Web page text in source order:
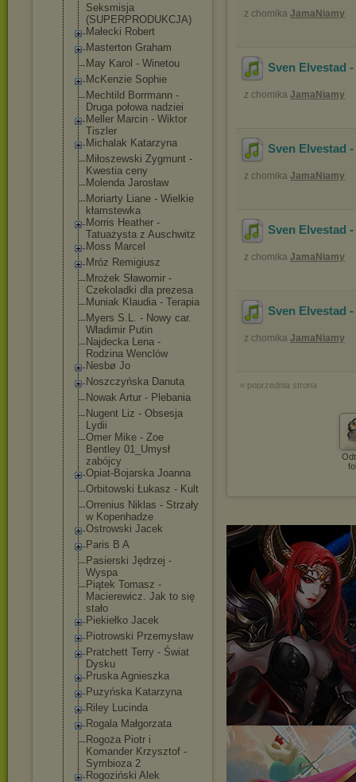
Seksmisja
(SUPERPRODUKCJA)
Małecki Robert
Masterton Graham
May Karol - Winetou
McKenzie Sophie
Mechtild Borrmann -
Druga połowa nadziei
Meller Marcin - Wiktor
Tiszler
Michalak Katarzyna
Miłoszewski Zygmunt -
Kwestia ceny
Molenda Jarosław
Moriarty Liane - Wielkie
kłamstewka
Morris Heather -
Tatuażysta z Auschwitz
Moss Marcel
Mróz Remigiusz
Mrożek Sławomir -
Czekoladki dla prezesa
Muniak Klaudia - Terapia
Myers S.L. - Nowy car.
Władimir Putin
Najdecka Lena -
Rodzina Wenclów
Nesbø Jo
Noszczyńska Danuta
Nowak Artur - Plebania
Nugent Liz - Obsesja
Lydii
Omer Mike - Zoe
Bentley 01_Umysł
zabójcy
Opiat-Bojarska Joanna
Orbitowski Łukasz - Kult
Orrenius Niklas - Strzały
w Kopenhadze
Ostrowski Jacek
Paris B A
Pasierski Jędrzej -
Wyspa
Piątek Tomasz -
Macierewicz. Jak to się
stało
Piekiełko Jacek
Piotrowski Przemysław
Pratchett Terry - Świat
Dysku
Pruska Agnieszka
Puzyńska Katarzyna
Riley Lucinda
Rogala Małgorzata
Rogoża Piotr i
Komander Krzysztof -
Symbioza 2
Rogoziński Alek
z chomika JamaNiamy
Sven Elvestad
z chomika JamaNiamy
Sven Elvestad
z chomika JamaNiamy
Sven Elvestad
z chomika JamaNiamy
Sven Elvestad
z chomika JamaNiamy
« poprzednia strona